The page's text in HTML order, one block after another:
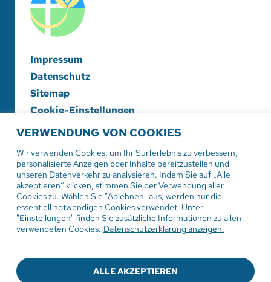
VERWENDUNG VON COOKIES
Wir verwenden Cookies, um Ihr Surferlebnis zu verbessern,
personalisierte Anzeigen oder Inhalte bereitzustellen und
unseren Datenverkehr zu analysieren. Indem Sie auf „Alle
akzeptieren“ klicken, stimmen Sie der Verwendung aller
Cookies zu. Wählen Sie "Ablehnen" aus, werden nur die
essentiell notwendigen Cookies verwendet. Unter
"Einstellungen" finden Sie zusätzliche Informationen zu allen
verwendeten Cookies. Datenschutzerklärung anzeigen.
ALLE AKZEPTIEREN
Impressum
Datenschutz
Sitemap
Cookie-Einstellungen
Evangelische Diakonieschwesternschaft
Herrenberg-Korntal e. V.
Hildrizhauser Str. 29
71083 Herrenberg
Tel:07032 206-0
Mail: info@evdiak.de